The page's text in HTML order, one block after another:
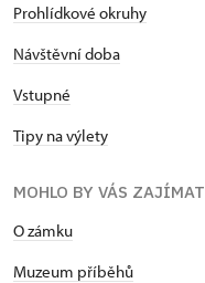
Prohlídkové okruhy
Návštěvní doba
Vstupné
Tipy na výlety
MOHLO BY VÁS ZAJÍMAT
O zámku
Muzeum příběhů